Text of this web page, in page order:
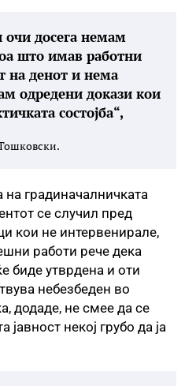
очи досега немам
што имав работни
на денот и нема
одредени докази кои
состојба“,
градиначалничката
се случил пред
кои не интервенирале,
работи рече дека
биде утврдена и оти
небезбеден во
додаде, не смее да се
некој грубо да ја